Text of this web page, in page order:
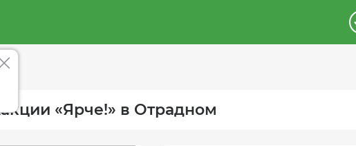
«Ярче!» в Отрадном